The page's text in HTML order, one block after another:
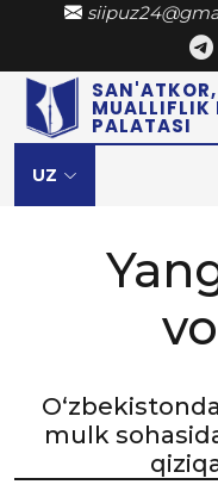
MUALLIFLIK
PALATASI
UZ
mulk